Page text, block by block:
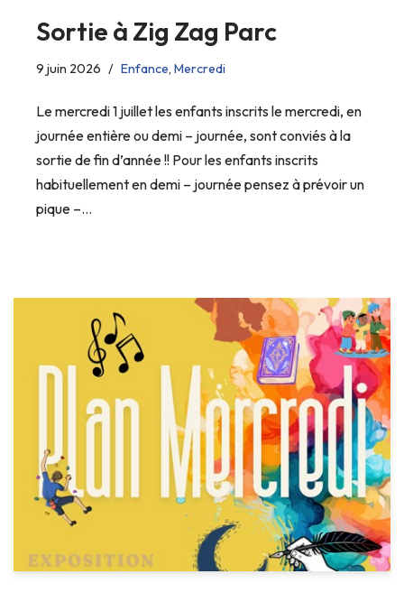
Sortie à Zig Zag Parc
9 juin 2026 Enfance, Mercredi
Le mercredi 1 juillet les enfants inscrits le mercredi, en
journée entière ou demi – journée, sont conviés à la
sortie de fin d’année !! Pour les enfants inscrits
habituellement en demi – journée pensez à prévoir un
pique –…